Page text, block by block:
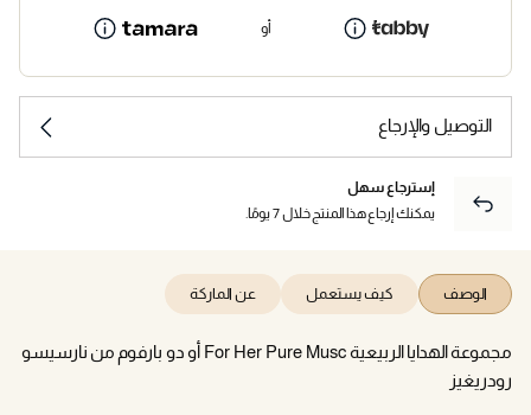
أو
التوصيل والإرجاع
إسترجاع سهل
يمكنك إرجاع هذا المنتج خلال 7 يومًا.
الوصف كيف يستعمل عن الماركة
مجموعة الهدايا الربيعية For Her Pure Musc أو دو بارفوم من نارسيسو
رودريغيز